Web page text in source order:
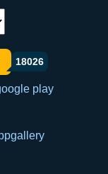
18026